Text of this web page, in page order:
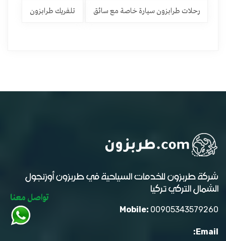
رحلات طرابزون سيارة خاصة مع سائق تلفريك طرابزون
شركة طربزون للخدمات السياحية في طربزون أوزنجول
الشمال التركي تركيا
Mobile: 00905343579260
Email:
تواصل معنا